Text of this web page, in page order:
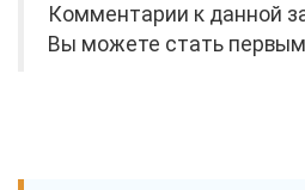
Комментарии к данной
Вы можете стать